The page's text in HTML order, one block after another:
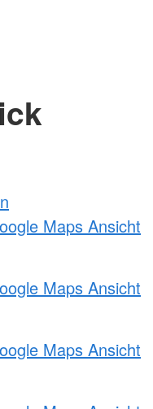
Maps Ansicht
Maps Ansicht
Maps Ansicht